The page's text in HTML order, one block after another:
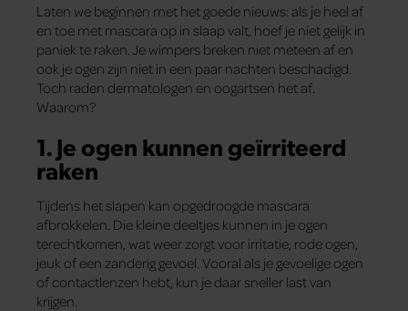
Laten we beginnen met het goede nieuws: als je heel af
en toe met mascara op in slaap valt, hoef je niet gelijk in
paniek te raken. Je wimpers breken niet meteen af en
ook je ogen zijn niet in een paar nachten beschadigd.
Toch raden dermatologen en oogartsen het af.
Waarom?
1. Je ogen kunnen geïrriteerd
raken
Tijdens het slapen kan opgedroogde mascara
afbrokkelen. Die kleine deeltjes kunnen in je ogen
terechtkomen, wat weer zorgt voor irritatie, rode ogen,
jeuk of een zanderig gevoel. Vooral als je gevoelige ogen
of contactlenzen hebt, kun je daar sneller last van
krijgen.